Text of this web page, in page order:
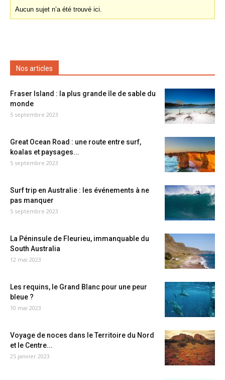
Aucun sujet n’a été trouvé ici.
Nos articles
Fraser Island : la plus grande île de sable du
monde
5 septembre 2023
Great Ocean Road : une route entre surf,
koalas et paysages...
5 septembre 2023
Surf trip en Australie : les événements à ne
pas manquer
5 septembre 2023
La Péninsule de Fleurieu, immanquable du
South Australia
12 mai 2023
Les requins, le Grand Blanc pour une peur
bleue ?
10 mai 2023
Voyage de noces dans le Territoire du Nord
et le Centre...
25 janvier 2023